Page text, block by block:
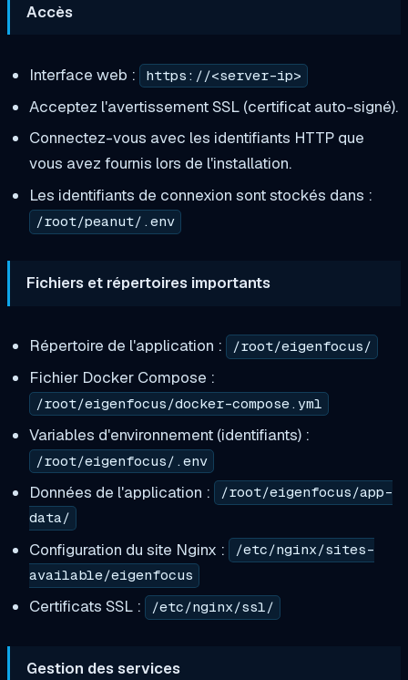
Accès
Interface web : https://<server-ip>
Acceptez l'avertissement SSL (certificat auto-signé).
Connectez-vous avec les identifiants HTTP que
vous avez fournis lors de l'installation.
Les identifiants de connexion sont stockés dans :
/root/peanut/.env
Fichiers et répertoires importants
Répertoire de l'application : /root/eigenfocus/
Fichier Docker Compose :
/root/eigenfocus/docker-compose.yml
Variables d'environnement (identifiants) :
/root/eigenfocus/.env
Données de l'application :
/root/eigenfocus/app-
data/
Configuration du site Nginx :
/etc/nginx/sites-
available/eigenfocus
Certificats SSL : /etc/nginx/ssl/
Gestion des services